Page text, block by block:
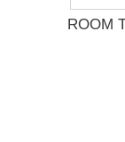
ROOM